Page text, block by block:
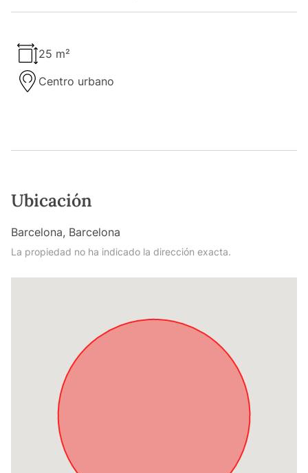
25 m²
Centro urbano
Ubicación
Barcelona, Barcelona
La propiedad no ha indicado la dirección exacta.